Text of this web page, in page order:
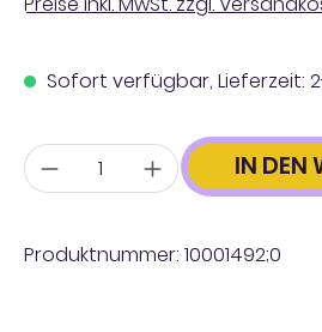
Sofort verfügbar, Lieferzeit:
Anzahl IN DEN
Produktnummer: 10001492;0